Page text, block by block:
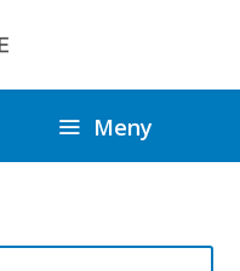
Ø
r
s
a
Meny